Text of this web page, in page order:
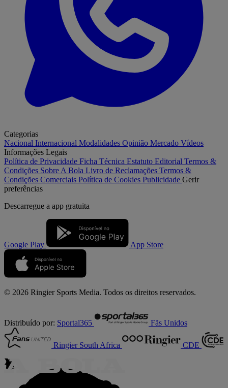
Categorias
Nacional Internacional Modalidades Opinião Mercado Vídeos
Informações Legais
Política de Privacidade Ficha Técnica Estatuto Editorial Termos &
Condições Sobre A Bola Livro de Reclamações Termos &
Condições Comerciais Política de Cookies Publicidade Gerir
preferências
Descarregue a app gratuita
Google Play App Store
© 2026 Ringier Sports Media. Todos os direitos reservados.
Distribuído por: Sportal365 Fãs Unidos
Ringier South Africa CDE